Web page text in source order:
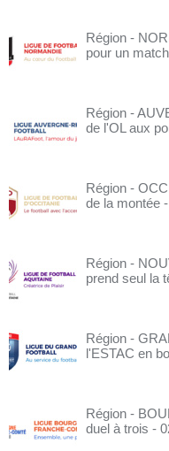
Région -
pour un
Région -
de l'OL aux
Région -
de la montée
Région -
prend seul la
Région -
l'ESTAC en
Région -
duel à trois -